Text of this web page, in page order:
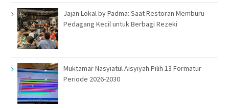
Jajan Lokal by Padma: Saat Restoran Memburu
Pedagang Kecil untuk Berbagi Rezeki
Muktamar Nasyiatul Aisyiyah Pilih 13 Formatur
Periode 2026-2030